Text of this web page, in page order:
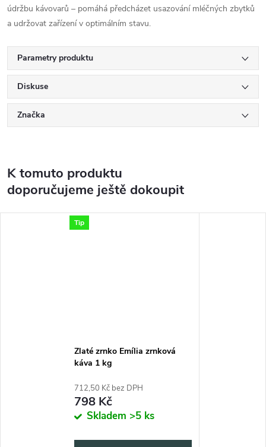
údržbu kávovarů – pomáhá předcházet usazování mléčných zbytků
a udržovat zařízení v optimálním stavu.
Parametry produktu
Diskuse
Značka
K tomuto produktu
doporučujeme ještě dokoupit
Tip
Zlaté zrnko Emília zrnková
káva 1 kg
712,50 Kč bez DPH
798 Kč
Skladem >5 ks